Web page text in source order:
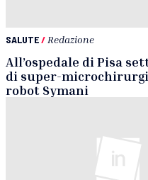
SALUTE/ Redazione
All’ospedale di Pisa
di super-
robot Symani